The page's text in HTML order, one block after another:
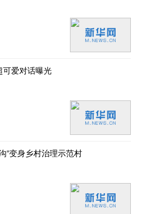
可爱对话曝光
”变身乡村治理示范村